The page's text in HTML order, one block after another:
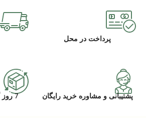
پرداخت در محل
پشتیبانی و مشاوره خرید رایگان 7 روز گارانتی بازگشت کالا